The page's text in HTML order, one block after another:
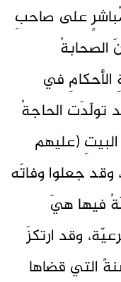
على صاحبِ
الصحابةُ
في
تولّدَت الحاجةُ
(عليهم
وقد جعلوا وفاتَه
فيها هيَ
وقد ارتكزَ
على كونِ الـ(23) سنةً التي قضاها